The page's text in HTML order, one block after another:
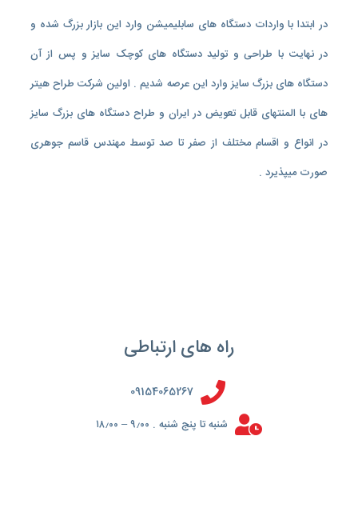
در ابتدا با واردات دستگاه های سابلیمیشن وارد این بازار بزرگ شده و
در نهایت با طراحی و تولید دستگاه های کوچک سایز و پس از آن
دستگاه های بزرگ سایز وارد این عرصه شدیم . اولین شرکت طراح هیتر
های با المنتهای قابل تعویض در ایران و طراح دستگاه های بزرگ سایز
در انواع و اقسام مختلف از صفر تا صد توسط مهندس قاسم جوهری
صورت میپذیرد .
راه های ارتباطی
09154065267
شنبه تا پنج شنبه . ۹٫۰۰ – ۱۸٫۰۰